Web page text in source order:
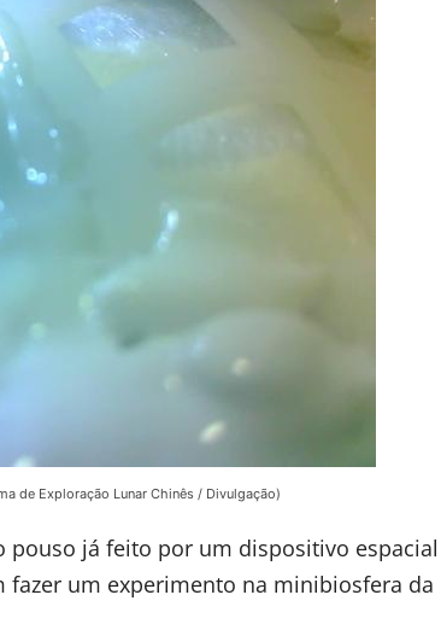
de Exploração Lunar Chinês / Divulgação)
já feito por um dispositivo
um experimento na minibiosfera da